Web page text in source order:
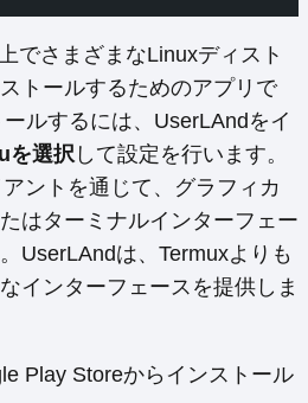
でさまざまなLinuxディスト
トールするためのアプリで
ルするには、UserLAndをイ
を選択して設定を行います。
ントを通じて、グラフィカ
はターミナルインターフェー
UserLAndは、Termuxよりも
なインターフェースを提供しま
Play Storeからインストール